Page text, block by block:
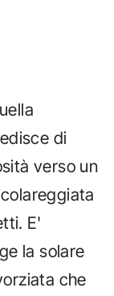
di
verso un
E'
la solare
che